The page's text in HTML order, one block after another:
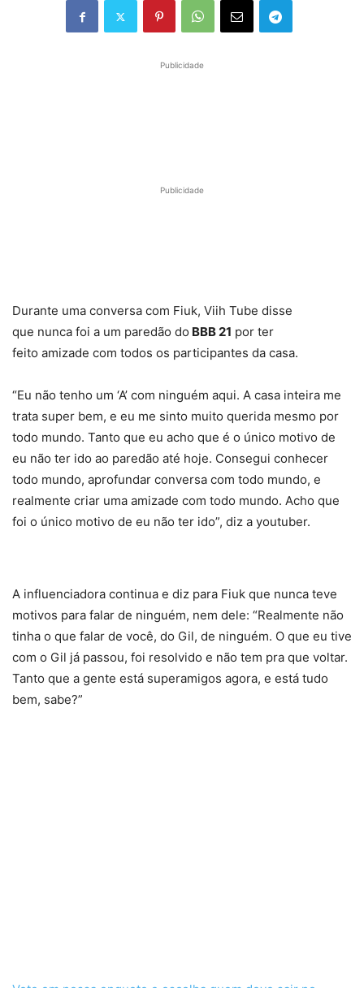
Publicidade
Publicidade
Durante uma conversa com Fiuk, Viih Tube disse
que nunca foi a um paredão do BBB 21 por ter
feito amizade com todos os participantes da casa.
“Eu não tenho um ‘A’ com ninguém aqui. A casa inteira me
trata super bem, e eu me sinto muito querida mesmo por
todo mundo. Tanto que eu acho que é o único motivo de
eu não ter ido ao paredão até hoje. Consegui conhecer
todo mundo, aprofundar conversa com todo mundo, e
realmente criar uma amizade com todo mundo. Acho que
foi o único motivo de eu não ter ido”, diz a youtuber.
A influenciadora continua e diz para Fiuk que nunca teve
motivos para falar de ninguém, nem dele: “Realmente não
tinha o que falar de você, do Gil, de ninguém. O que eu tive
com o Gil já passou, foi resolvido e não tem pra que voltar.
Tanto que a gente está superamigos agora, e está tudo
bem, sabe?”